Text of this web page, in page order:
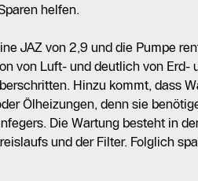
helfen.
JAZ von 2,9 und die Pumpe
von Luft- und deutlich von Erd-
Hinzu kommt, dass
Ölheizungen, denn sie
Die Wartung besteht in
und der Filter. Folglich